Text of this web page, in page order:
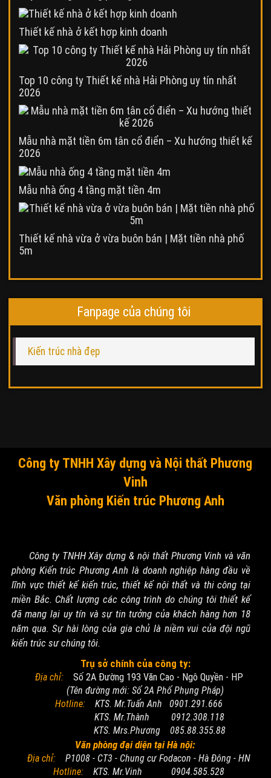
Thiết kế nhà ở kết hợp kinh doanh
Top 10 công ty Thiết kế nhà Hải Phòng uy tín nhất
2026
Mẫu nhà mặt tiền 6m tân cổ điển – Xu hướng thiết kế
2026
Mẫu nhà ống 4 tầng mặt tiền 4m
Thiết kế nhà vừa ở vừa buôn bán | Mặt tiền nhà phố
5m
Fanpage của chúng tôi
Kiến trúc nhà đẹp
Công ty TNHH Xây dựng và Nội thất Phương
Vinh
Văn phòng Kiến trúc Phương Anh
Công ty TNHH Xây dựng & nội thất Phương Vinh và văn
phòng Kiến trúc Phương Anh là doanh nghiệp hàng đầu về
lĩnh vực thiết kế kiến trúc, thiết kế nội thất và thi công tại
miền Bắc. Chất lượng các công trình do chúng tôi thiết kế
đã mang lại uy tín và sự tin tưởng của khách hàng hơn 18
năm qua. Sự hài lòng của gia chủ là niềm vui của đội ngũ
kiến trúc sư chúng tôi.
Trụ sở chính của công ty:
Địa chỉ:Số 2A Đường 193 Văn Cao - Ngô Quyền - HP
(Tên đường mới: Số 2A Phố Phụng Pháp)
Hotline: KTS. Mr.Tuấn Anh 0901.291.666
KTS. Mr.Thành 0912.308.118
KTS. Mrs.Phương 085.88.355.88
Văn phòng đại diện tại Hà nội:
Địa chỉ: P1008 - CT3 - Chung cư Fodacon - Hà Đông - HN
Hotline: KTS. Mr.Vinh 0904.585.528